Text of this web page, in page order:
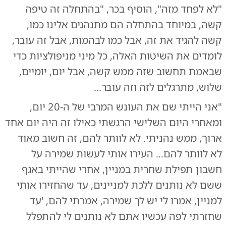
"לא לפחד מזה", הוסיף בכר, "בהתחלה זה טיפה
קשה, במיוחד בהתחלה הם מתנהגים אלינו כמו,
קשה להגיד את זה, אבל כמו לבהמות, אבל זה עובר,
לומדים את השיטות האלה, כל מיני מניפולציות כדי
שבאמת תחשוב שזה ממש קשה, אבל יום, יומיים,
שלוש, מתרגלים לזה וזה עובר...
"אני הייתי שם את העונש המרבי של ה-20 יום,
ומאחרי היום השלישי הרגשתי כאילו זה היה יום אחד
ארוך, ממש נהניתי. לא לוותר להם, זה חשוב מאוד
לא לוותר להם... העירו אותי לעשות שמירה על
חשבון תפילת שחרית במניין, אחרי שהייתי באגף
ששם לא נותנים ללכת למניינים, עד שהחזירו אותי
למניין, אמרו לי יש לך שמירה, אמרתי להם, 'עד
שחזרתי לפה עכשיו אתם לא נותנים לי להתפלל